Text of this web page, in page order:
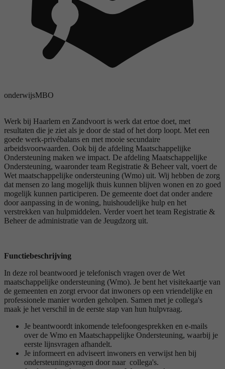
onderwijsMBO
Werk bij Haarlem en Zandvoort is werk dat ertoe doet, met
resultaten die je ziet als je door de stad of het dorp loopt. Met een
goede werk-privébalans en met mooie secundaire
arbeidsvoorwaarden. Ook bij de afdeling Maatschappelijke
Ondersteuning maken we impact. De afdeling Maatschappelijke
Ondersteuning, waaronder team Registratie & Beheer valt, voert de
Wet maatschappelijke ondersteuning (Wmo) uit. Wij hebben de zorg
dat mensen zo lang mogelijk thuis kunnen blijven wonen en zo goed
mogelijk kunnen participeren. De gemeente doet dat onder andere
door aanpassing in de woning, huishoudelijke hulp en het
verstrekken van hulpmiddelen. Verder voert het team Registratie &
Beheer de administratie van de Jeugdzorg uit.
Functiebeschrijving
In deze rol beantwoord je telefonisch vragen over de Wet
maatschappelijke ondersteuning (Wmo). Je bent het visitekaartje van
de gemeenten en zorgt ervoor dat inwoners op een vriendelijke en
professionele manier worden geholpen. Samen met je collega's
maak je het verschil in de eerste stap van hun hulpvraag.
Je beantwoordt inkomende telefoongesprekken en e-mails
over de Wmo en Maatschappelijke Ondersteuning, waarbij je
eerste lijnsvragen afhandelt.
Je informeert en adviseert inwoners en verwijst hen bij
ondersteuningsvragen door naar collega's.